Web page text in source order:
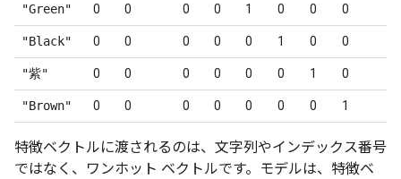
"Green" 0 0 0 0 1 0 0 0
"Black" 0 0 0 0 0 1 0 0
"紫" 0 0 0 0 0 0 1 0
"Brown" 0 0 0 0 0 0 0 1
特徴ベクトルに渡されるのは、文字列やインデックス番号
ではなく、ワンホット ベクトルです。モデルは、特徴ベ